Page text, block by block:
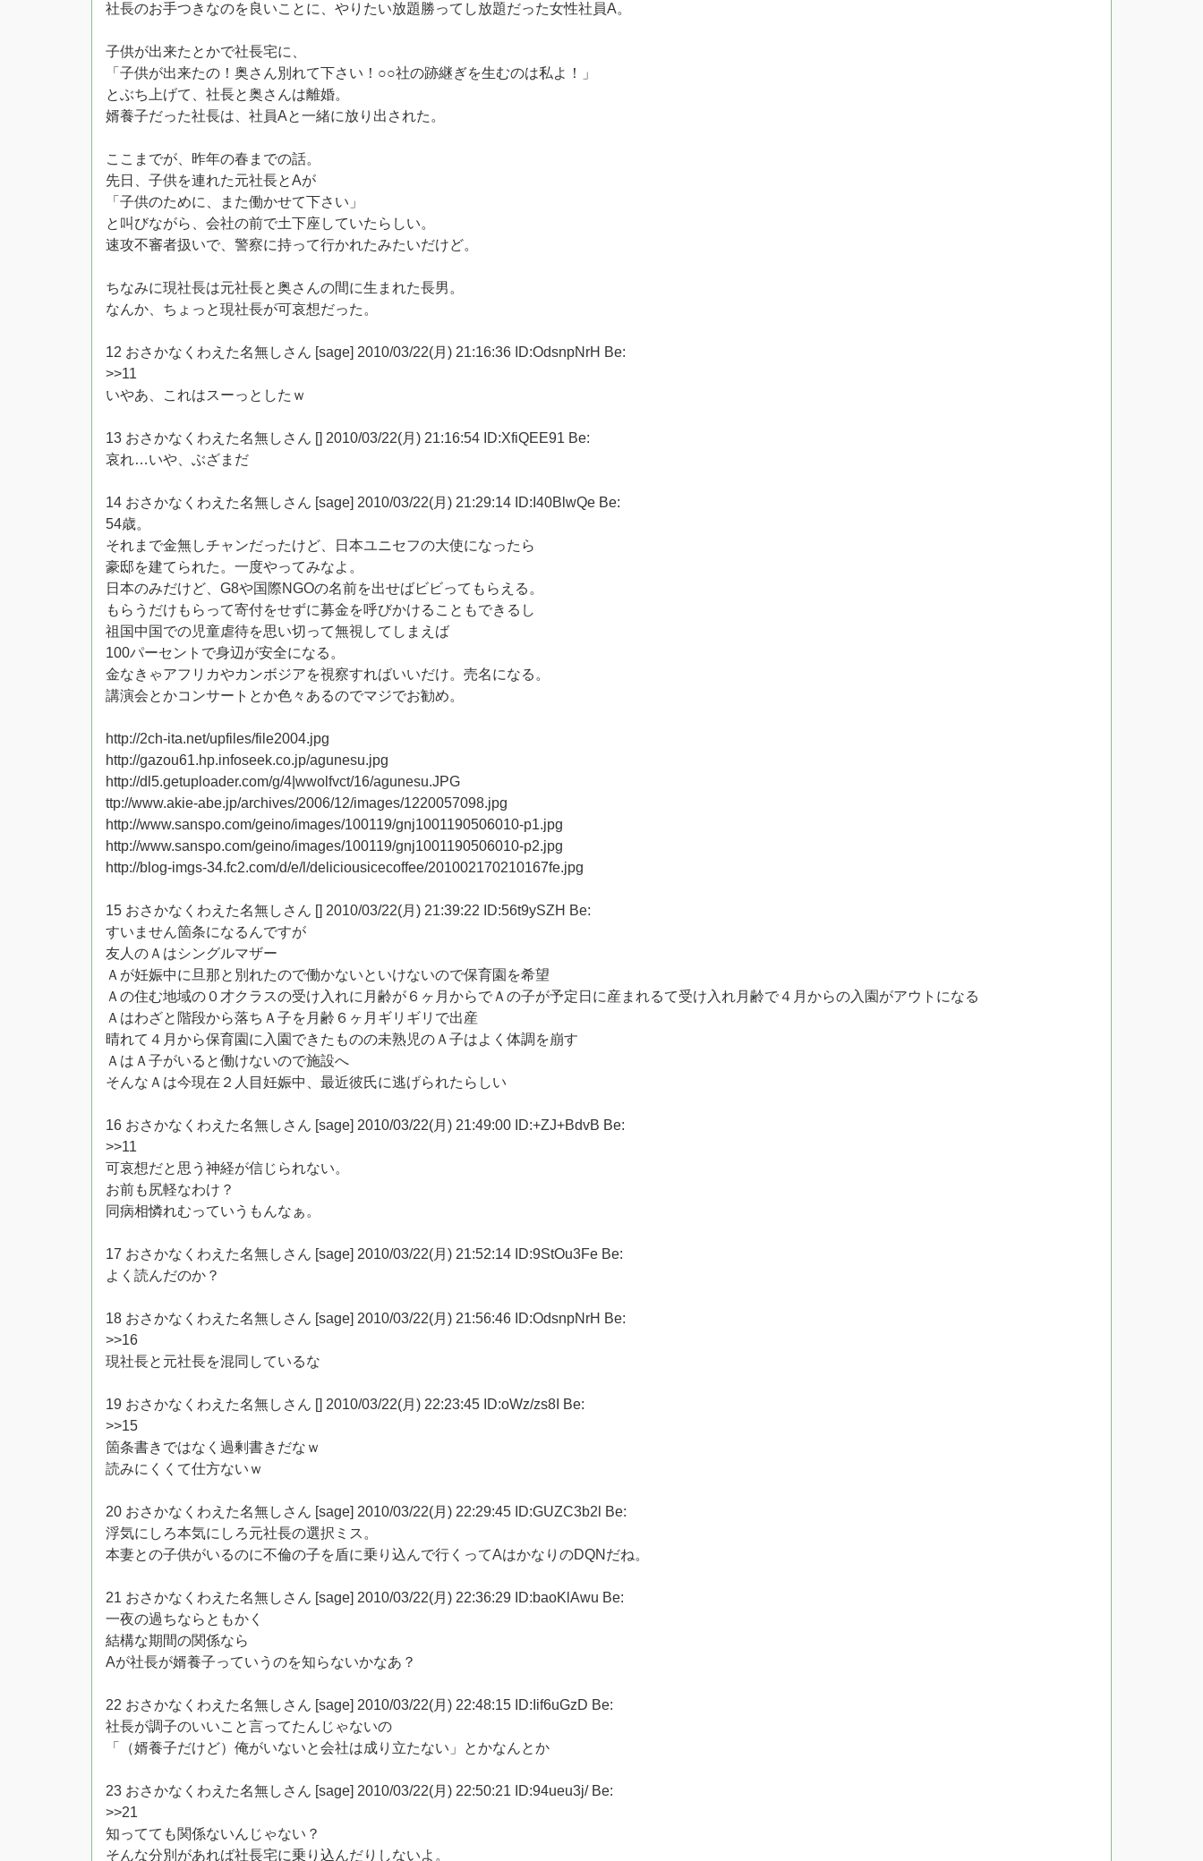
社長のお手つきなのを良いことに、やりたい放題勝ってし放題だった女性社員A。
子供が出来たとかで社長宅に、
「子供が出来たの！奥さん別れて下さい！○○社の跡継ぎを生むのは私よ！」
とぶち上げて、社長と奥さんは離婚。
婿養子だった社長は、社員Aと一緒に放り出された。
ここまでが、昨年の春までの話。
先日、子供を連れた元社長とAが
「子供のために、また働かせて下さい」
と叫びながら、会社の前で土下座していたらしい。
速攻不審者扱いで、警察に持って行かれたみたいだけど。
ちなみに現社長は元社長と奥さんの間に生まれた長男。
なんか、ちょっと現社長が可哀想だった。
12 おさかなくわえた名無しさん [sage] 2010/03/22(月) 21:16:36 ID:OdsnpNrH Be:
>>11
いやあ、これはスーっとしたｗ
13 おさかなくわえた名無しさん [] 2010/03/22(月) 21:16:54 ID:XfiQEE91 Be:
哀れ…いや、ぶざまだ
14 おさかなくわえた名無しさん [sage] 2010/03/22(月) 21:29:14 ID:I40BlwQe Be:
54歳。
それまで金無しチャンだったけど、日本ユニセフの大使になったら
豪邸を建てられた。一度やってみなよ。
日本のみだけど、G8や国際NGOの名前を出せばビビってもらえる。
もらうだけもらって寄付をせずに募金を呼びかけることもできるし
祖国中国での児童虐待を思い切って無視してしまえば
100パーセントで身辺が安全になる。
金なきゃアフリカやカンボジアを視察すればいいだけ。売名になる。
講演会とかコンサートとか色々あるのでマジでお勧め。
http://2ch-ita.net/upfiles/file2004.jpg
http://gazou61.hp.infoseek.co.jp/agunesu.jpg
http://dl5.getuploader.com/g/4|wwolfvct/16/agunesu.JPG
ttp://www.akie-abe.jp/archives/2006/12/images/1220057098.jpg
http://www.sanspo.com/geino/images/100119/gnj1001190506010-p1.jpg
http://www.sanspo.com/geino/images/100119/gnj1001190506010-p2.jpg
http://blog-imgs-34.fc2.com/d/e/l/deliciousicecoffee/201002170210167fe.jpg
15 おさかなくわえた名無しさん [] 2010/03/22(月) 21:39:22 ID:56t9ySZH Be:
すいません箇条になるんですが
友人のＡはシングルマザー
Ａが妊娠中に旦那と別れたので働かないといけないので保育園を希望
Ａの住む地域の０才クラスの受け入れに月齢が６ヶ月からでＡの子が予定日に産まれるて受け入れ月齢で４月からの入園がアウトになる
Ａはわざと階段から落ちＡ子を月齢６ヶ月ギリギリで出産
晴れて４月から保育園に入園できたものの未熟児のＡ子はよく体調を崩す
ＡはＡ子がいると働けないので施設へ
そんなＡは今現在２人目妊娠中、最近彼氏に逃げられたらしい
16 おさかなくわえた名無しさん [sage] 2010/03/22(月) 21:49:00 ID:+ZJ+BdvB Be:
>>11
可哀想だと思う神経が信じられない。
お前も尻軽なわけ？
同病相憐れむっていうもんなぁ。
17 おさかなくわえた名無しさん [sage] 2010/03/22(月) 21:52:14 ID:9StOu3Fe Be:
よく読んだのか？
18 おさかなくわえた名無しさん [sage] 2010/03/22(月) 21:56:46 ID:OdsnpNrH Be:
>>16
現社長と元社長を混同しているな
19 おさかなくわえた名無しさん [] 2010/03/22(月) 22:23:45 ID:oWz/zs8I Be:
>>15
箇条書きではなく過剰書きだなｗ
読みにくくて仕方ないｗ
20 おさかなくわえた名無しさん [sage] 2010/03/22(月) 22:29:45 ID:GUZC3b2l Be:
浮気にしろ本気にしろ元社長の選択ミス。
本妻との子供がいるのに不倫の子を盾に乗り込んで行くってAはかなりのDQNだね。
21 おさかなくわえた名無しさん [sage] 2010/03/22(月) 22:36:29 ID:baoKlAwu Be:
一夜の過ちならともかく
結構な期間の関係なら
Aが社長が婿養子っていうのを知らないかなあ？
22 おさかなくわえた名無しさん [sage] 2010/03/22(月) 22:48:15 ID:Iif6uGzD Be:
社長が調子のいいこと言ってたんじゃないの
「（婿養子だけど）俺がいないと会社は成り立たない」とかなんとか
23 おさかなくわえた名無しさん [sage] 2010/03/22(月) 22:50:21 ID:94ueu3j/ Be:
>>21
知ってても関係ないんじゃない？
そんな分別があれば社長宅に乗り込んだりしないよ。